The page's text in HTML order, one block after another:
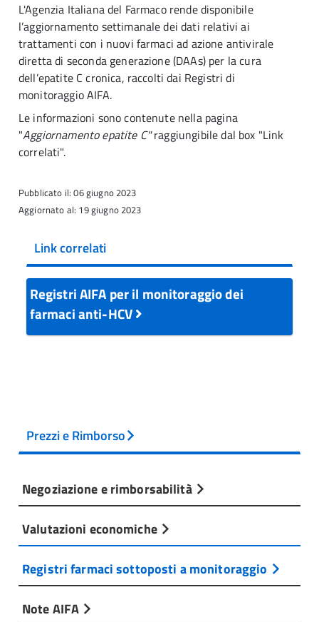
L'Agenzia Italiana del Farmaco rende disponibile
l’aggiornamento settimanale dei dati relativi ai
trattamenti con i nuovi farmaci ad azione antivirale
diretta di seconda generazione (DAAs) per la cura
dell’epatite C cronica, raccolti dai Registri di
monitoraggio AIFA.
Le informazioni sono contenute nella pagina
"Aggiornamento epatite C"raggiungibile dal box "Link
correlati".
Pubblicato il: 06 giugno 2023
Aggiornato al: 19 giugno 2023
Link correlati
Registri AIFA per il monitoraggio dei
farmaci anti-HCV
Prezzi e Rimborso
Negoziazione e rimborsabilità
Valutazioni economiche
Registri farmaci sottoposti a monitoraggio
Note AIFA